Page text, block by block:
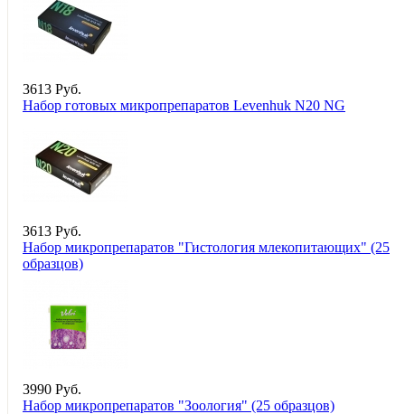
3613 Руб.
Набор готовых микропрепаратов Levenhuk N20 NG
3613 Руб.
Набор микропрепаратов "Гистология млекопитающих" (25
образцов)
3990 Руб.
Набор микропрепаратов "Зоология" (25 образцов)